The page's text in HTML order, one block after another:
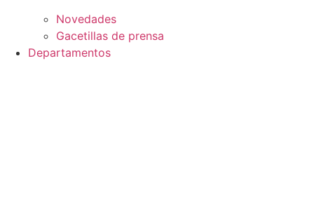
Novedades
Gacetillas de prensa
Departamentos